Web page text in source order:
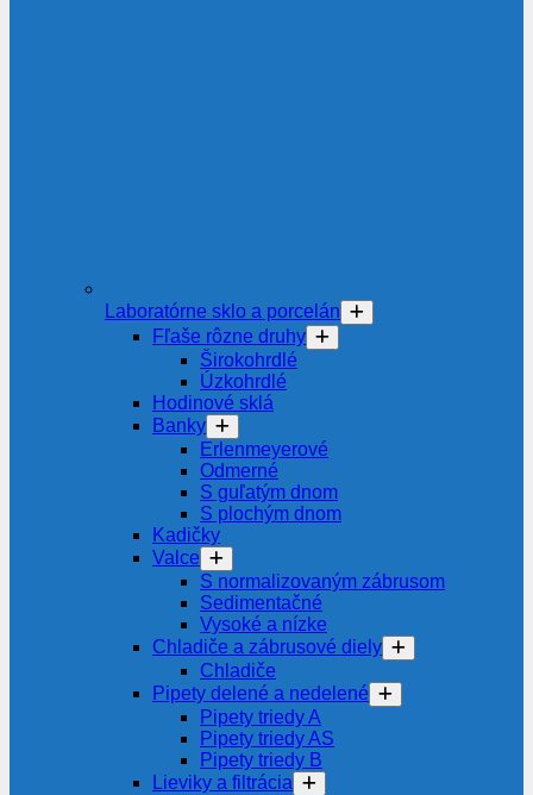
Laboratórne sklo a porcelán
Fľaše rôzne druhy
Širokohrdlé
Úzkohrdlé
Hodinové sklá
Banky
Erlenmeyerové
Odmerné
S guľatým dnom
S plochým dnom
Kadičky
Valce
S normalizovaným zábrusom
Sedimentačné
Vysoké a nízke
Chladiče a zábrusové diely
Chladiče
Pipety delené a nedelené
Pipety triedy A
Pipety triedy AS
Pipety triedy B
Lieviky a filtrácia